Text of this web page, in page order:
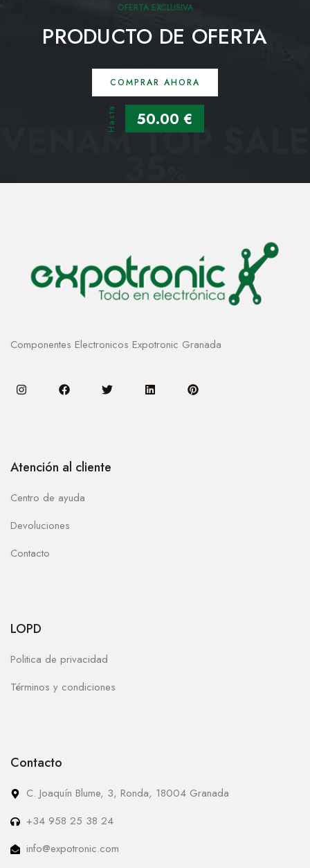
OFERTA EXCLUSIVA
PRODUCTO DE OFERTA
COMPRAR AHORA
Hasta 50.00 €
VENAM TOP SALE
35
Componentes Electronicos Expotronic Granada
Atención al cliente
Centro de ayuda
Devoluciones
Contacto
LOPD
Politica de privacidad
Términos y condiciones
Contacto
C. Joaquín Blume, 3, Ronda, 18004 Granada
+34 958 25 38 24
info@expotronic.com